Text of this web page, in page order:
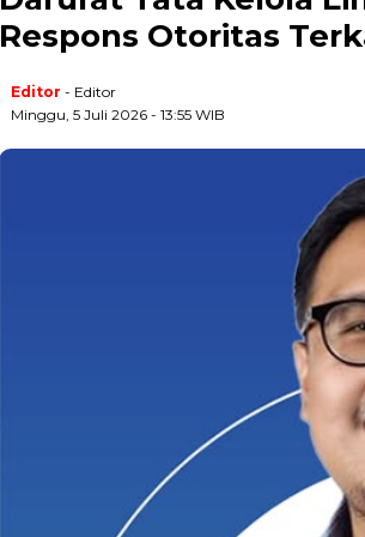
Respons Otoritas
Editor - Editor
Minggu, 5 Juli 2026 - 13:55 WIB